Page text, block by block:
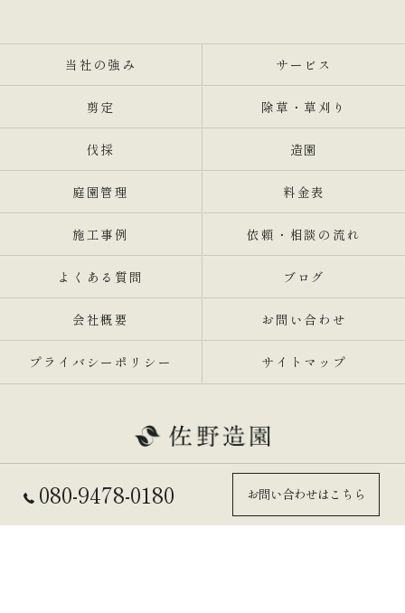
080-9478-0180 お問い合わせはこちら
当社の強み サービス
剪定 除草・草刈り
伐採 造園
庭園管理 料金表
施工事例 依頼・相談の流れ
よくある質問 ブログ
会社概要 お問い合わせ
プライバシーポリシー サイトマップ
© 2026 兵庫県東灘区の剪定業者なら佐野造園 ALL RIGHTS RESERVED.